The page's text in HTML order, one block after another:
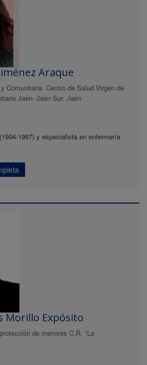
Araque
Comunitaria. Centro de Salud Virgen de
Jaén- Jaén Sur. Jaén
1997) y especialista en enfermería
Morillo Expósito
de menores C.R. "La